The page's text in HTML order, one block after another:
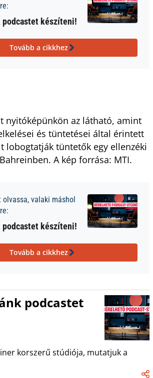
podcastet készíteni!
Tovább a cikkhez
nyitóképünkön az látható, amint
és tüntetései által érintett
lobogtatják tüntetők egy ellenzéki
A kép forrása: MTI.
olvassa, valaki máshol
podcastet készíteni!
Tovább a cikkhez
podcastet
korszerű stúdiója, mutatjuk a